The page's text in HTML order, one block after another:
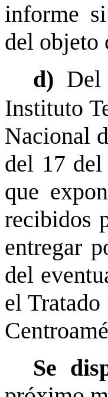
informe
del objeto
d)
Instituto
Nacional
del 17 del
que
recibidos
entregar
del
el
Se